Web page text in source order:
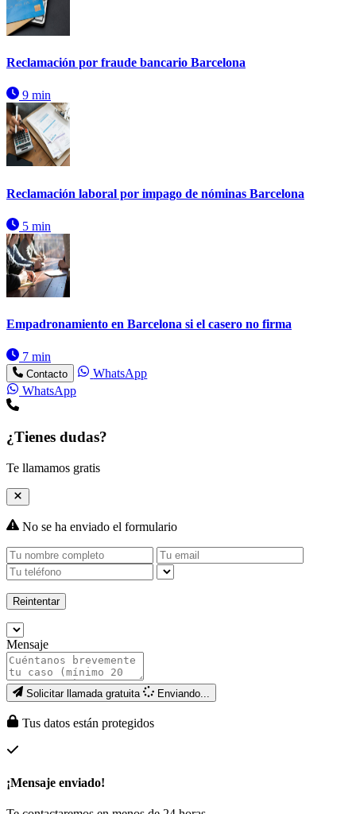
Reclamación por fraude bancario Barcelona
9 min
Reclamación laboral por impago de nóminas Barcelona
5 min
Empadronamiento en Barcelona si el casero no firma
7 min
Contacto
WhatsApp
WhatsApp
¿Tienes dudas?
Te llamamos gratis
No se ha enviado el formulario
Reintentar
Mensaje
Solicitar llamada gratuita Enviando...
Tus datos están protegidos
¡Mensaje enviado!